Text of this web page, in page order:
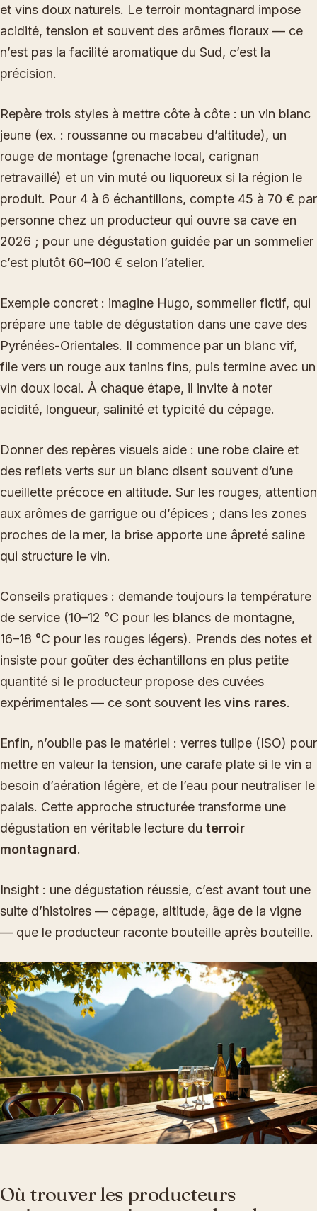
et vins doux naturels. Le terroir montagnard impose
acidité, tension et souvent des arômes floraux — ce
n’est pas la facilité aromatique du Sud, c’est la
précision.
Repère trois styles à mettre côte à côte : un vin blanc
jeune (ex. : roussanne ou macabeu d’altitude), un
rouge de montage (grenache local, carignan
retravaillé) et un vin muté ou liquoreux si la région le
produit. Pour 4 à 6 échantillons, compte 45 à 70 € par
personne chez un producteur qui ouvre sa cave en
2026 ; pour une dégustation guidée par un sommelier
c’est plutôt 60–100 € selon l’atelier.
Exemple concret : imagine Hugo, sommelier fictif, qui
prépare une table de dégustation dans une cave des
Pyrénées-Orientales. Il commence par un blanc vif,
file vers un rouge aux tanins fins, puis termine avec un
vin doux local. À chaque étape, il invite à noter
acidité, longueur, salinité et typicité du cépage.
Donner des repères visuels aide : une robe claire et
des reflets verts sur un blanc disent souvent d’une
cueillette précoce en altitude. Sur les rouges, attention
aux arômes de garrigue ou d’épices ; dans les zones
proches de la mer, la brise apporte une âpreté saline
qui structure le vin.
Conseils pratiques : demande toujours la température
de service (10–12 °C pour les blancs de montagne,
16–18 °C pour les rouges légers). Prends des notes et
insiste pour goûter des échantillons en plus petite
quantité si le producteur propose des cuvées
expérimentales — ce sont souvent les vins rares.
Enfin, n’oublie pas le matériel : verres tulipe (ISO) pour
mettre en valeur la tension, une carafe plate si le vin a
besoin d’aération légère, et de l’eau pour neutraliser le
palais. Cette approche structurée transforme une
dégustation en véritable lecture du terroir
montagnard.
Insight : une dégustation réussie, c’est avant tout une
suite d’histoires — cépage, altitude, âge de la vigne
— que le producteur raconte bouteille après bouteille.
Où trouver les producteurs